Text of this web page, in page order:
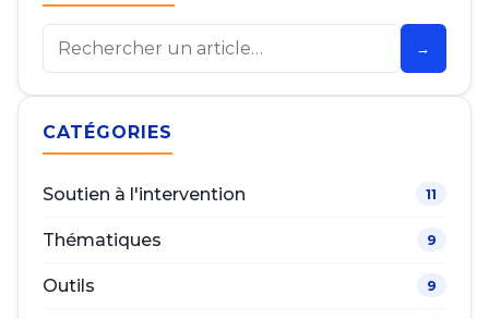
Contactez-nous
Rechercher
→
CATÉGORIES
Soutien à l'intervention 11
Thématiques 9
Outils 9